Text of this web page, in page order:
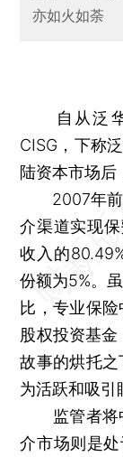
亦如火如荼
自从泛华
CISG，下称
陆资本市场后
2007年前
介渠道实现
收入的
份额为5%。
比，专业保
股权投资基
故事的烘托
为活跃和吸引
监管者将中
介市场则是